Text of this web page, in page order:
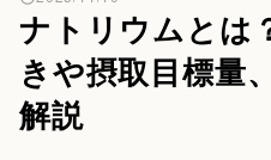
ナトリウムとは
きや摂取目標量
解説